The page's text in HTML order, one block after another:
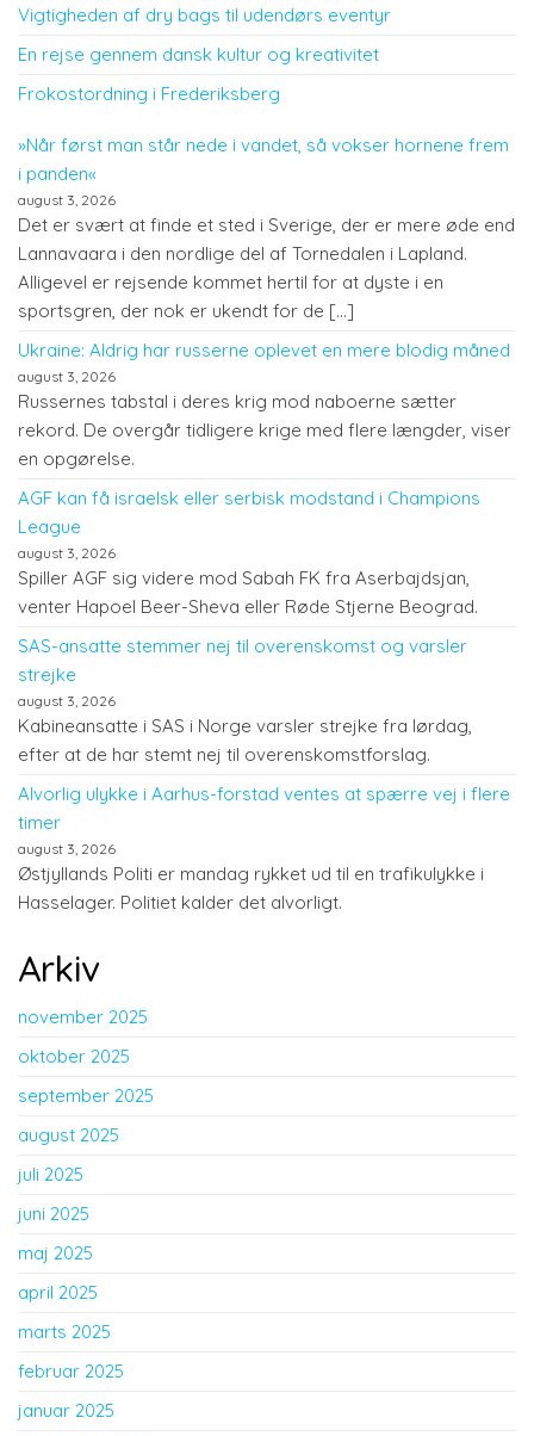
Vigtigheden af dry bags til udendørs eventyr
En rejse gennem dansk kultur og kreativitet
Frokostordning i Frederiksberg
»Når først man står nede i vandet, så vokser hornene frem
i panden«
august 3, 2026
Det er svært at finde et sted i Sverige, der er mere øde end
Lannavaara i den nordlige del af Tornedalen i Lapland.
Alligevel er rejsende kommet hertil for at dyste i en
sportsgren, der nok er ukendt for de […]
Ukraine: Aldrig har russerne oplevet en mere blodig måned
august 3, 2026
Russernes tabstal i deres krig mod naboerne sætter
rekord. De overgår tidligere krige med flere længder, viser
en opgørelse.
AGF kan få israelsk eller serbisk modstand i Champions
League
august 3, 2026
Spiller AGF sig videre mod Sabah FK fra Aserbajdsjan,
venter Hapoel Beer-Sheva eller Røde Stjerne Beograd.
SAS-ansatte stemmer nej til overenskomst og varsler
strejke
august 3, 2026
Kabineansatte i SAS i Norge varsler strejke fra lørdag,
efter at de har stemt nej til overenskomstforslag.
Alvorlig ulykke i Aarhus-forstad ventes at spærre vej i flere
timer
august 3, 2026
Østjyllands Politi er mandag rykket ud til en trafikulykke i
Hasselager. Politiet kalder det alvorligt.
Arkiv
november 2025
oktober 2025
september 2025
august 2025
juli 2025
juni 2025
maj 2025
april 2025
marts 2025
februar 2025
januar 2025